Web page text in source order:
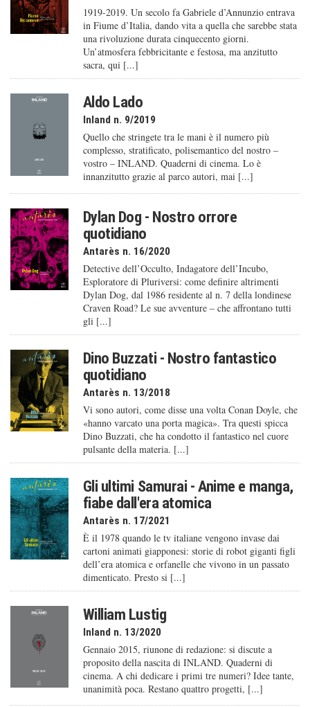
1919-2019. Un secolo fa Gabriele d’Annunzio entrava
in Fiume d’Italia, dando vita a quella che sarebbe stata
una rivoluzione durata cinquecento giorni.
Un’atmosfera febbricitante e festosa, ma anzitutto
sacra, qui [...]
Aldo Lado
Inland n. 9/2019
Quello che stringete tra le mani è il numero più
complesso, stratificato, polisemantico del nostro –
vostro – INLAND. Quaderni di cinema. Lo è
innanzitutto grazie al parco autori, mai [...]
Dylan Dog - Nostro orrore
quotidiano
Antarès n. 16/2020
Detective dell’Occulto, Indagatore dell’Incubo,
Esploratore di Pluriversi: come definire altrimenti
Dylan Dog, dal 1986 residente al n. 7 della londinese
Craven Road? Le sue avventure – che affrontano tutti
gli [...]
Dino Buzzati - Nostro fantastico
quotidiano
Antarès n. 13/2018
Vi sono autori, come disse una volta Conan Doyle, che
«hanno varcato una porta magica». Tra questi spicca
Dino Buzzati, che ha condotto il fantastico nel cuore
pulsante della materia. [...]
Gli ultimi Samurai - Anime e manga,
fiabe dall'era atomica
Antarès n. 17/2021
È il 1978 quando le tv italiane vengono invase dai
cartoni animati giapponesi: storie di robot giganti figli
dell’era atomica e orfanelle che vivono in un passato
dimenticato. Presto si [...]
William Lustig
Inland n. 13/2020
Gennaio 2015, riunone di redazione: si discute a
proposito della nascita di INLAND. Quaderni di
cinema. A chi dedicare i primi tre numeri? Idee tante,
unanimità poca. Restano quattro progetti, [...]